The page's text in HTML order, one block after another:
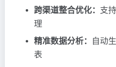
跨渠道整合优化： 支
理
精准数据分析：
自动
表